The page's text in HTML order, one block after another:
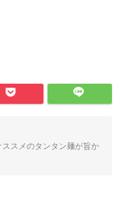
スメのタンタン麺が旨か